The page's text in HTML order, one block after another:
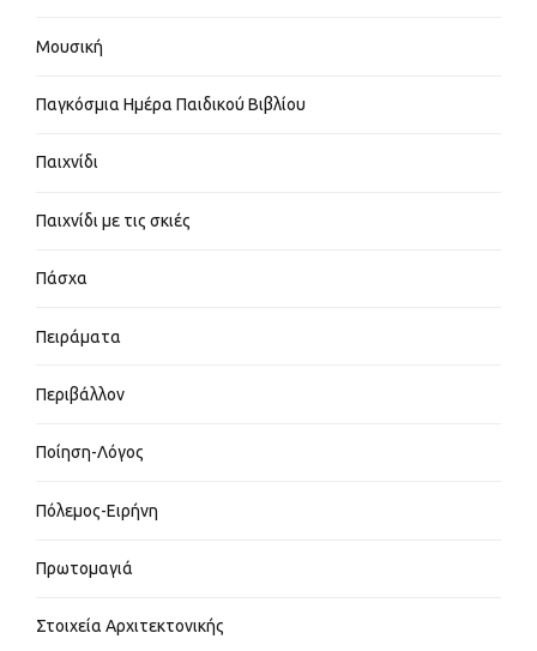
Μουσική
Παγκόσμια Ημέρα Παιδικού Βιβλίου
Παιχνίδι
Παιχνίδι με τις σκιές
Πάσχα
Πειράματα
Περιβάλλον
Ποίηση-Λόγος
Πόλεμος-Ειρήνη
Πρωτομαγιά
Στοιχεία Αρχιτεκτονικής